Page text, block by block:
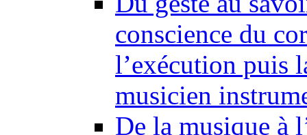
conscience du
l’exécution puis
musicien
De la musique à